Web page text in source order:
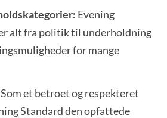
Evening
alt fra politik til underholdning
for mange
Som et betroet og respekteret
Standard den opfattede